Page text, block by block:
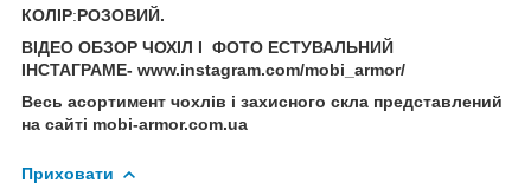
КОЛІР:РОЗОВИЙ.
ВІДЕО ОБЗОР ЧОХІЛ І ФОТО ЕСТУВАЛЬНИЙ
ІНСТАГРАМЕ- www.instagram.com/mobi_armor/
Весь асортимент чохлів і захисного скла представлений
на сайті mobi-armor.com.ua
Приховати